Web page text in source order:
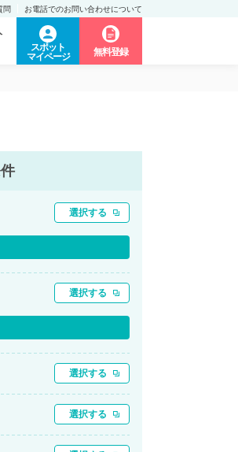
問 お電話でのお問い合わせについて
スポット
マイページ
無料登録
選択する
選択する
選択する
選択する